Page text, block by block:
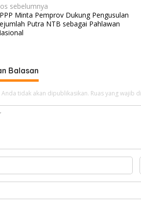
sebelumnya
Minta Pemprov Dukung Pengusulan
Putra NTB sebagai Pahlawan
Balasan
tidak akan dipublikasikan. Ruas yang wajib